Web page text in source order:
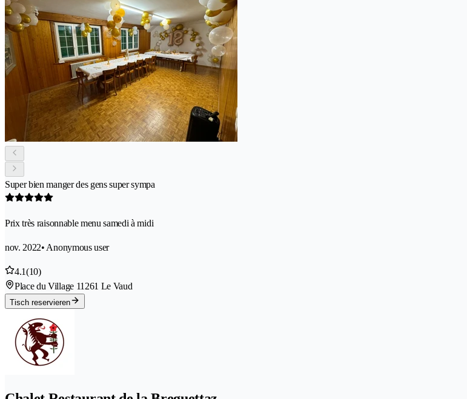
Super bien manger des gens super sympa
Prix très raisonnable menu samedi à midi
nov. 2022• Anonymous user
4.1(10)
Place du Village 11261 Le Vaud
Tisch reservieren